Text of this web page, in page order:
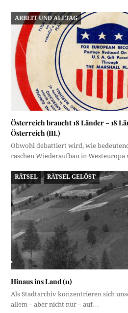
ARBEIT UND ALLTAG
Österreich braucht 18 Länder – 18
Österreich (III.)
Obwohl debattiert wird, wie
raschen Wiederaufbau in Westeuropa
RÄTSEL RÄTSEL GELÖST
Hinaus ins Land (11)
Als Stadtarchiv konzentrieren sich
allem – aber nicht nur – auf…